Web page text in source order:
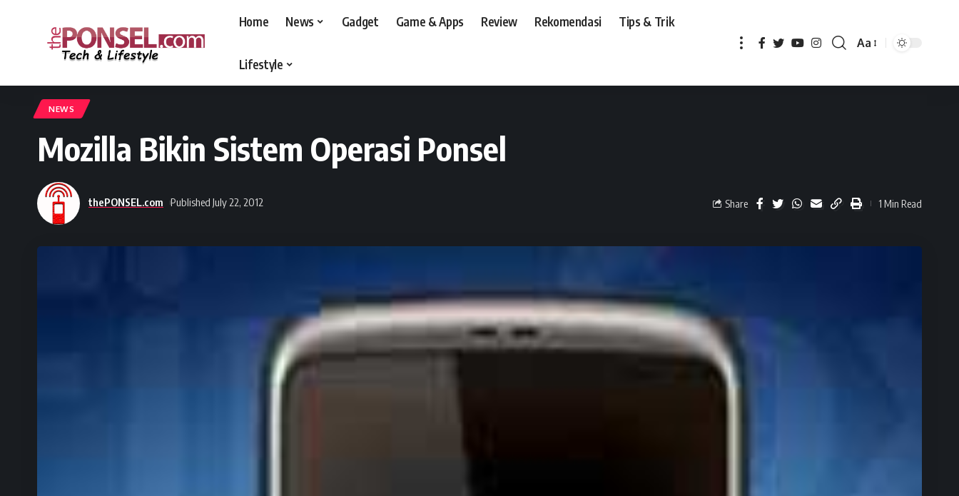
Home News Gadget Game & Apps Review Rekomendasi Tips & Trik
Lifestyle
Aa
NEWS
Mozilla Bikin Sistem Operasi Ponsel
thePONSEL.com Published July 22, 2012 Share 1 Min Read